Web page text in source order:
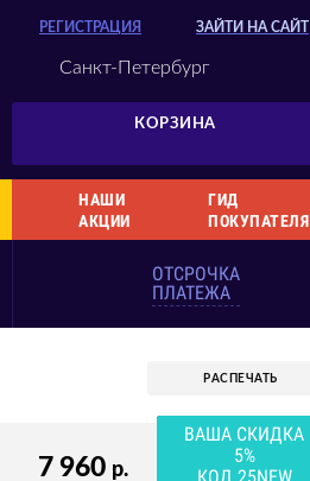
КОРЗИНА
РЕГИСТРАЦИЯ ЗАЙТИ НА САЙТ
Санкт-Петербург
НАШИ
АКЦИИ
ГИД
ПОКУПАТЕЛЯ
ОТСРОЧКА
ПЛАТЕЖА
РАСПЕЧАТЬ
ВАША СКИДКА
5%
7 960 р.